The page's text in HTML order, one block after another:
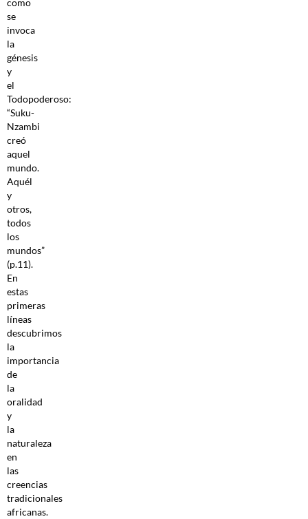
como
se
invoca
la
génesis
y
el
Todopoderoso:
“Suku-
Nzambi
creó
aquel
mundo.
Aquél
y
otros,
todos
los
mundos”
(p.11).
En
estas
primeras
líneas
descubrimos
la
importancia
de
la
oralidad
y
la
naturaleza
en
las
creencias
tradicionales
africanas.